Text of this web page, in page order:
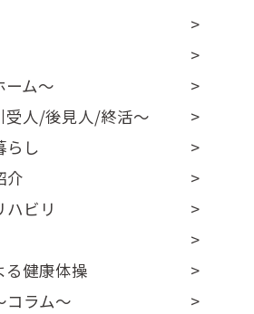
ーム～
受人/後見人/終活～
らし
介
ハビリ
る健康体操
コラム～